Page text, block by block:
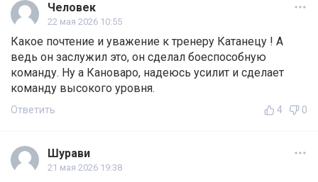
Человек
22 мая 2026 10:55
Какое почтение и уважение к тренеру Катанецу ! А
ведь он заслужил это, он сделал боеспособную
команду. Ну а Кановаро, надеюсь усилит и сделает
команду высокого уровня.
Ответить 4 0
Шурави
21 мая 2026 19:38